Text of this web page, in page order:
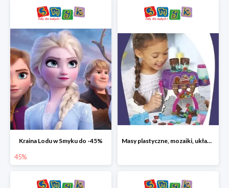
Kraina Lodu w Smyku do -45%
45%
Masy plastyczne, mozaiki, układanki do -45%